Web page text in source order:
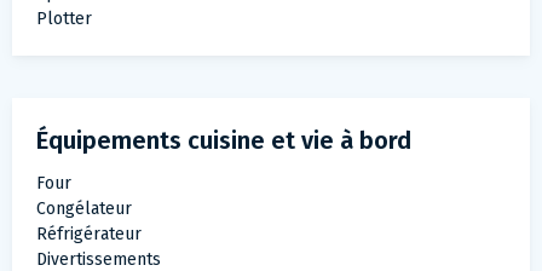
Plotter
Équipements cuisine et vie à bord
Four
Congélateur
Réfrigérateur
Divertissements